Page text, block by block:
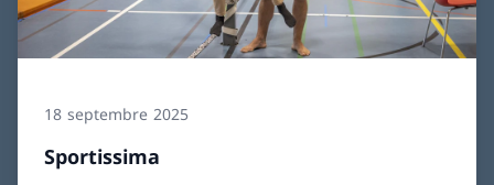
18 septembre 2025
Sportissima